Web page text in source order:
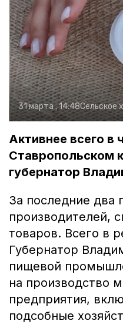
31 марта , 14:48Сельское
Активнее всего в
Ставропольском
губернатор
За последние два
производителей,
товаров. Всего в
Губернатор
пищевой
на производство
предприятия,
подсобные